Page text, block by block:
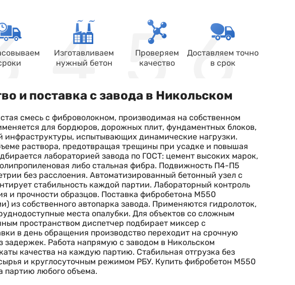
Изготавливаем
нужный бетон
Проверяем
качество
Доставляем точно
в срок
и поставка с завода в Никольском
смесь с фиброволокном, производимая на собственном
для бордюров, дорожных плит, фундаментных блоков,
испытывающих динамические нагрузки.
раствора, предотвращая трещины при усадке и повышая
лабораторией завода по ГОСТ: цемент высоких марок,
либо стальная фибра. Подвижность П4-П5
без расслоения. Автоматизированный бетонный узел с
стабильность каждой партии. Лабораторный контроль
и прочности образцов. Поставка фибробетона М550
из собственного автопарка завода. Применяются гидролоток,
места опалубки. Для объектов со сложным
пространством диспетчер подбирает миксер с
в день обращения производство переходит на срочную
задержек. Работа напрямую с заводом в Никольском
качества на каждую партию. Стабильная отгрузка без
и круглосуточным режимом РБУ. Купить фибробетон М550
партию любого объема.